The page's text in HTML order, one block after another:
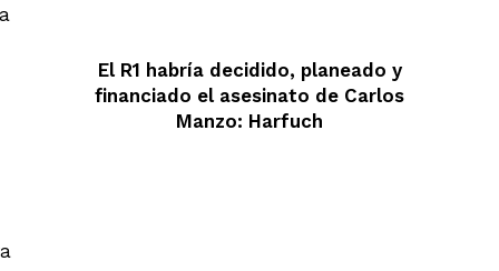
El R1 habría decidido, planeado y
financiado el asesinato de Carlos
Manzo: Harfuch